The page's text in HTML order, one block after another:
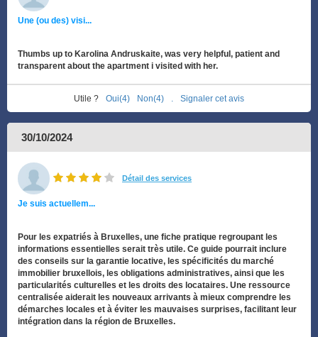
Une (ou des) visi...
Thumbs up to Karolina Andruskaite, was very helpful, patient and
transparent about the apartment i visited with her.
Utile ? Oui(4) Non(4) Signaler cet avis
30/10/2024
Détail des services
Je suis actuellem...
Pour les expatriés à Bruxelles, une fiche pratique regroupant les
informations essentielles serait très utile. Ce guide pourrait inclure
des conseils sur la garantie locative, les spécificités du marché
immobilier bruxellois, les obligations administratives, ainsi que les
particularités culturelles et les droits des locataires. Une ressource
centralisée aiderait les nouveaux arrivants à mieux comprendre les
démarches locales et à éviter les mauvaises surprises, facilitant leur
intégration dans la région de Bruxelles.